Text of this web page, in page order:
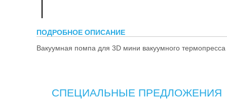
ПОДРОБНОЕ ОПИСАНИЕ
Вакуумная помпа для 3D мини вакуумного
СПЕЦИАЛЬНЫЕ ПРЕДЛОЖЕНИЯ